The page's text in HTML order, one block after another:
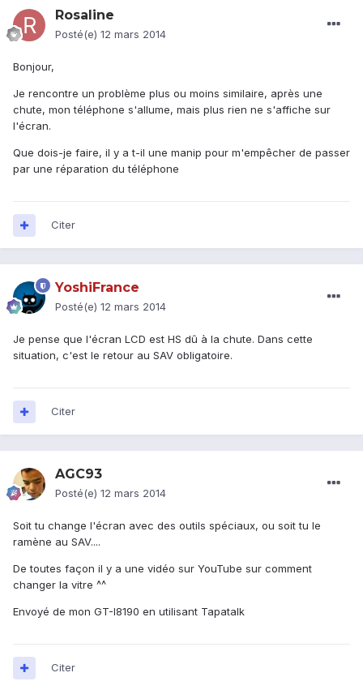
Rosaline
Posté(e) 12 mars 2014
Bonjour,
Je rencontre un problème plus ou moins similaire, après une
chute, mon téléphone s'allume, mais plus rien ne s'affiche sur
l'écran.
Que dois-je faire, il y a t-il une manip pour m'empêcher de passer
par une réparation du téléphone
Citer
YoshiFrance
Posté(e) 12 mars 2014
Je pense que l'écran LCD est HS dû à la chute. Dans cette
situation, c'est le retour au SAV obligatoire.
Citer
AGC93
Posté(e) 12 mars 2014
Soit tu change l'écran avec des outils spéciaux, ou soit tu le
ramène au SAV....
De toutes façon il y a une vidéo sur YouTube sur comment
changer la vitre ^^
Envoyé de mon GT-I8190 en utilisant Tapatalk
Citer